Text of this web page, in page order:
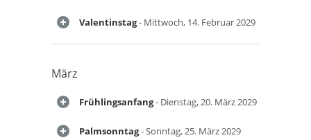
Valentinstag- Mittwoch, 14. Februar 2029
März
Frühlingsanfang- Dienstag, 20. März 2029
Palmsonntag- Sonntag, 25. März 2029